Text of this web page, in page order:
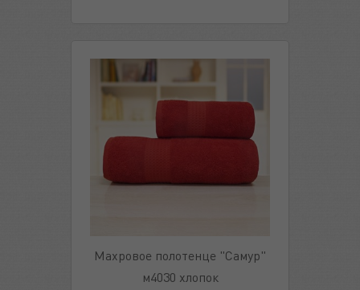
Махровое полотенце "Самур"
м4030 хлопок